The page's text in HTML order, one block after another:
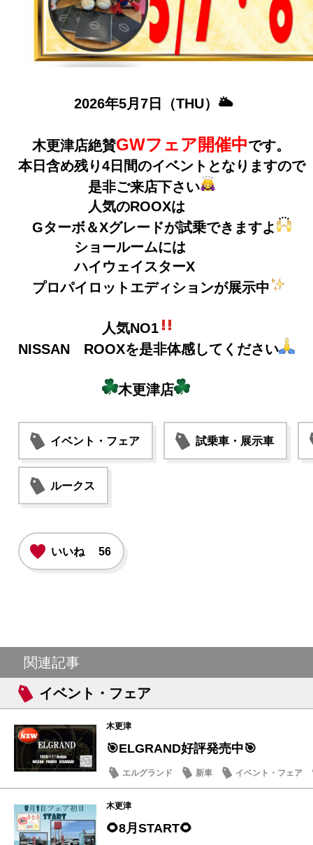
2026年5月7日（THU）🌥
木更津店絶賛GWフェア開催中です。
本日含め残り4日間のイベントとなりますので
是非ご来店下さい
人気のROOXは
Gターボ＆Xグレードが試乗できますよ
ショールームには
ハイウェイスターX
プロパイロットエディションが展示中
人気NO1
NISSAN ROOXを是非体感してください
木更津店
イベント・フェア 試乗車・展示車
ルークス
いいね 56
関連記事
イベント・フェア
木更津
🎯ELGRAND好評発売中🎯
エルグランド 新車 イベント・フェア
木更津
🌻8月START🌻